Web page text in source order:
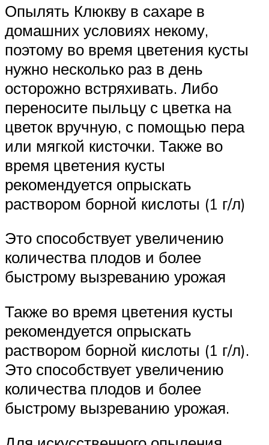
Опылять Клюкву в сахаре в
домашних условиях некому,
поэтому во время цветения кусты
нужно несколько раз в день
осторожно встряхивать. Либо
переносите пыльцу с цветка на
цветок вручную, с помощью пера
или мягкой кисточки. Также во
время цветения кусты
рекомендуется опрыскать
раствором борной кислоты (1 г/л)
Это способствует увеличению
количества плодов и более
быстрому вызреванию урожая
Также во время цветения кусты
рекомендуется опрыскать
раствором борной кислоты (1 г/л).
Это способствует увеличению
количества плодов и более
быстрому вызреванию урожая.